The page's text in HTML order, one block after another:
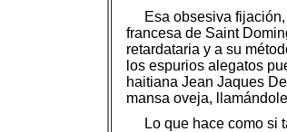
Esa obsesiva
francesa de Saint
retardataria y a su
los espurios alegatos
haitiana Jean Jaques
mansa oveja,
Lo que hace como si